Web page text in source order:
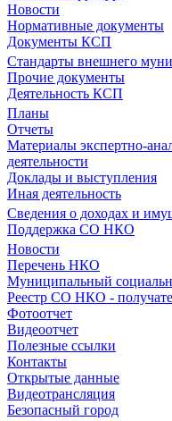
Новости
Нормативные документы
Документы КСП
Стандарты внешнего
Прочие документы
Деятельность КСП
Планы
Отчеты
Материалы экспертно-
деятельности
Доклады и выступления
Иная деятельность
Сведения о доходах и
Поддержка СО НКО
Новости
Перечень НКО
Муниципальный
Реестр СО НКО -
Фотоотчет
Видеоотчет
Полезные ссылки
Контакты
Открытые данные
Видеотрансляция
Безопасный город